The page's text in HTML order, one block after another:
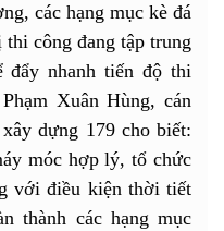
các hạng mục kè đá
công đang tập trung
đẩy nhanh tiến độ thi
Xuân Hùng, cán
dựng 179 cho biết:
móc hợp lý, tổ chức
với điều kiện thời tiết
thành các hạng mục